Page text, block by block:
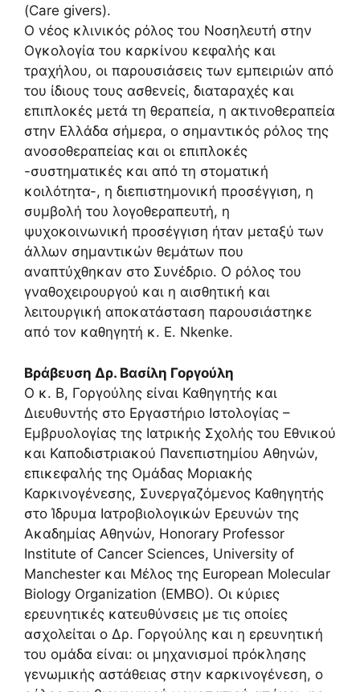
(Care givers).
Ο νέος κλινικός ρόλος του Νοσηλευτή στην
Ογκολογία του καρκίνου κεφαλής και
τραχήλου, οι παρουσιάσεις των εμπειριών από
του ίδιους τους ασθενείς, διαταραχές και
επιπλοκές μετά τη θεραπεία, η ακτινοθεραπεία
στην Ελλάδα σήμερα, ο σημαντικός ρόλος της
ανοσοθεραπείας και οι επιπλοκές
-συστηματικές και από τη στοματική
κοιλότητα-, η διεπιστημονική προσέγγιση, η
συμβολή του λογοθεραπευτή, η
ψυχοκοινωνική προσέγγιση ήταν μεταξύ των
άλλων σημαντικών θεμάτων που
αναπτύχθηκαν στο Συνέδριο. Ο ρόλος του
γναθοχειρουργού και η αισθητική και
λειτουργική αποκατάσταση παρουσιάστηκε
από τον καθηγητή κ. Ε. Nkenke.
Βράβευση Δρ. Βασίλη Γοργούλη
Ο κ. Β, Γοργούλης είναι Καθηγητής και
Διευθυντής στο Εργαστήριο Ιστολογίας –
Εμβρυολογίας της Ιατρικής Σχολής του Εθνικού
και Καποδιστριακού Πανεπιστημίου Αθηνών,
επικεφαλής της Ομάδας Μοριακής
Καρκινογένεσης, Συνεργαζόμενος Καθηγητής
στο Ίδρυμα Ιατροβιολογικών Ερευνών της
Ακαδημίας Αθηνών, Honorary Professor
Institute of Cancer Sciences, University of
Manchester και Μέλος της European Molecular
Biology Organization (EMBO). Οι κύριες
ερευνητικές κατευθύνσεις με τις οποίες
ασχολείται ο Δρ. Γοργούλης και η ερευνητική
του ομάδα είναι: οι μηχανισμοί πρόκλησης
γενωμικής αστάθειας στην καρκινογένεση, ο